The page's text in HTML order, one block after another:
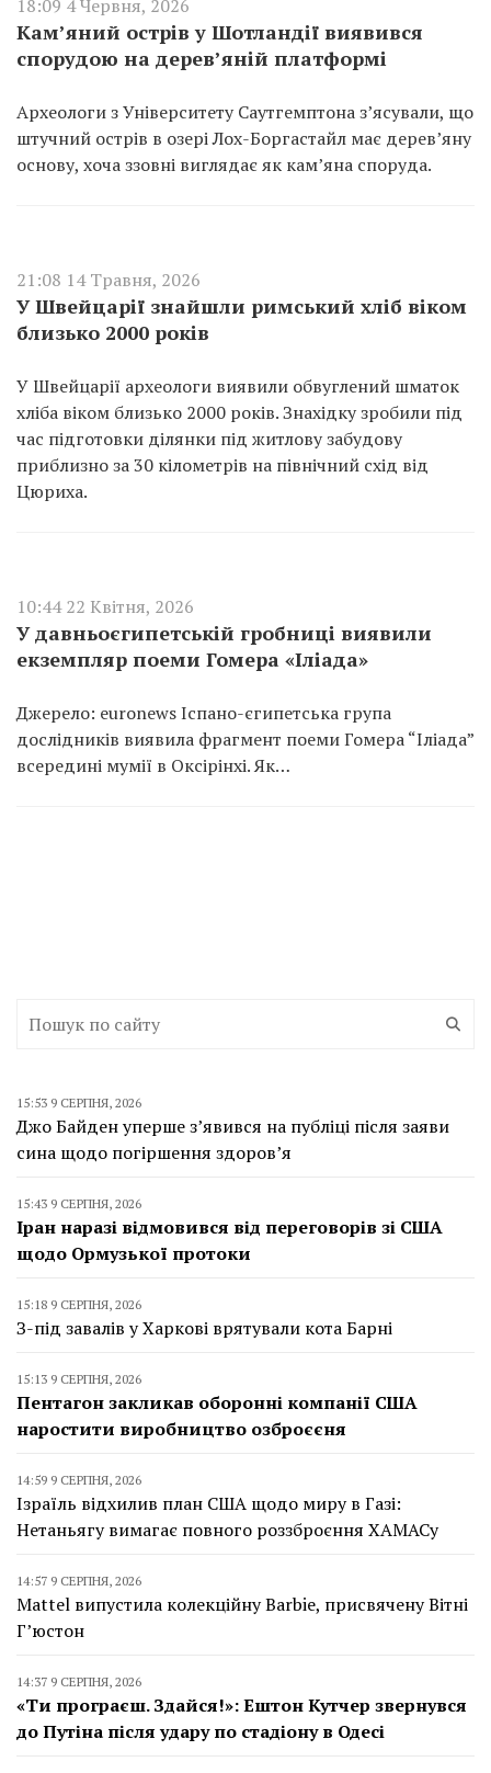
18:09 4 Червня, 2026
Кам’яний острів у Шотландії виявився
спорудою на дерев’яній платформі
Археологи з Університету Саутгемптона з’ясували, що
штучний острів в озері Лох-Боргастайл має дерев’яну
основу, хоча ззовні виглядає як кам’яна споруда.
21:08 14 Травня, 2026
У Швейцарії знайшли римський хліб віком
близько 2000 років
У Швейцарії археологи виявили обвуглений шматок
хліба віком близько 2000 років. Знахідку зробили під
час підготовки ділянки під житлову забудову
приблизно за 30 кілометрів на північний схід від
Цюриха.
10:44 22 Квітня, 2026
У давньоєгипетській гробниці виявили
екземпляр поеми Гомера «Іліада»
Джерело: euronews Іспано-єгипетська група
дослідників виявила фрагмент поеми Гомера “Іліада”
всередині мумії в Оксірінхі. Як…
15:53 9 СЕРПНЯ, 2026
Джо Байден уперше з’явився на публіці після заяви
сина щодо погіршення здоров’я
15:43 9 СЕРПНЯ, 2026
Іран наразі відмовився від переговорів зі США
щодо Ормузької протоки
15:18 9 СЕРПНЯ, 2026
З-під завалів у Харкові врятували кота Барні
15:13 9 СЕРПНЯ, 2026
Пентагон закликав оборонні компанії США
наростити виробництво озброєєня
14:59 9 СЕРПНЯ, 2026
Ізраїль відхилив план США щодо миру в Газі:
Нетаньягу вимагає повного роззброєння ХАМАСу
14:57 9 СЕРПНЯ, 2026
Mattel випустила колекційну Barbie, присвячену Вітні
Г’юстон
14:37 9 СЕРПНЯ, 2026
«Ти програєш. Здайся!»: Ештон Кутчер звернувся
до Путіна після удару по стадіону в Одесі